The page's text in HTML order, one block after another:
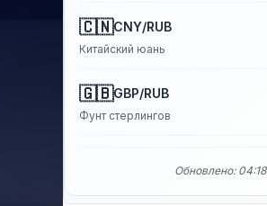
🇨🇳CNY/RUB
Китайский юань
🇬🇧GBP/RUB
Фунт стерлингов
Обновлено: 04:18